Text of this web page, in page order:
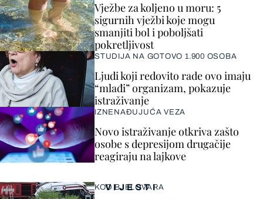
VIJESTI
KOD BJELOVARA
Vježbe za koljeno u moru: 5
sigurnih vježbi koje mogu
smanjiti bol i poboljšati
pokretljivost
STUDIJA NA GOTOVO 1.900 OSOBA
Ljudi koji redovito rade ovo imaju
“mlađi” organizam, pokazuje
istraživanje
IZNENAĐUJUĆA VEZA
Novo istraživanje otkriva zašto
osobe s depresijom drugačije
reagiraju na lajkove